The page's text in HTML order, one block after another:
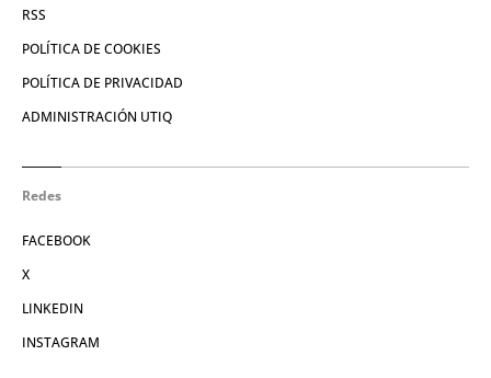
RSS
POLÍTICA DE COOKIES
POLÍTICA DE PRIVACIDAD
ADMINISTRACIÓN UTIQ
Redes
FACEBOOK
X
LINKEDIN
INSTAGRAM